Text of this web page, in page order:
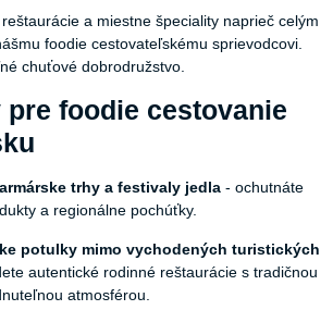
a miestne špeciality naprieč celým
foodie cestovateľskému sprievodcovi.
chuťové dobrodružstvo.
foodie cestovanie
trhy a festivaly jedla - ochutnáte
a regionálne pochúťky.
potulky mimo vychodených turistických
autentické rodinné reštaurácie s tradičnou
atmosférou.